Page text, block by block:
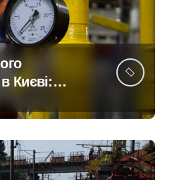
Києві:
1,5 ГВт